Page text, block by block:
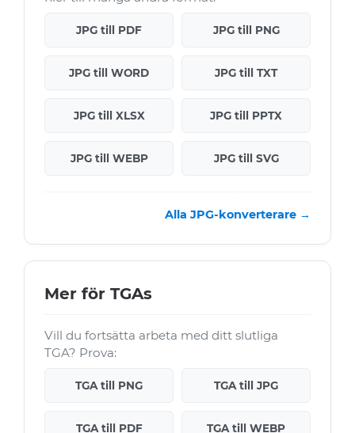
JPG till PDF JPG till PNG
JPG till WORD JPG till TXT
JPG till XLSX JPG till PPTX
JPG till WEBP JPG till SVG
Alla JPG-konverterare →
Mer för TGAs
Vill du fortsätta arbeta med ditt slutliga
TGA? Prova:
TGA till PNG TGA till JPG
TGA till PDF TGA till WEBP